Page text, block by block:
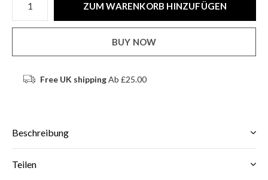
ZUM WARENKORB HINZUFÜGEN
BUY NOW
Free UK shippingAb £25.00
Beschreibung
Teilen